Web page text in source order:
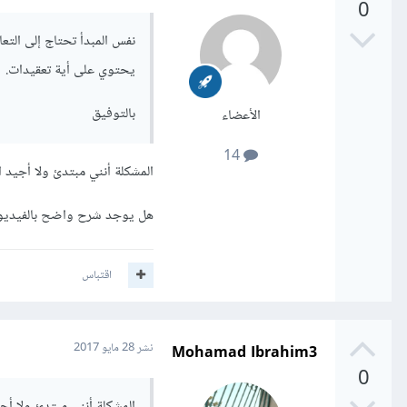
0
الأعضاء
نفس المبدأ تحتاج إلى
يحتوي على أية تعقيدات.
بالتوفيق
المشكلة أنني مبتدئ ولا
هل يوجد شرح واضح
اقتباس
0
Mohamad Ibrahim3 نشر28 مايو 2017